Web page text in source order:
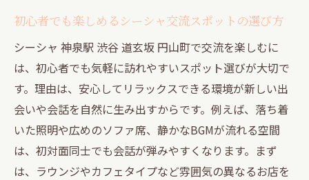
初心者でも楽しめるシーシャ交流スポットの選び方
シーシャ 神泉駅 渋谷 道玄坂 円山町で交流を楽しむに
は、初心者でも気軽に訪れやすいスポット選びが大切で
す。理由は、安心してリラックスできる環境が新しい出
会いや会話を自然に生み出すからです。例えば、落ち着
いた照明や広めのソファ席、静かなBGMが流れる空間
は、初対面同士でも会話が弾みやすくなります。まず
は、ラウンジやカフェタイプなど雰囲気の異なるお店を